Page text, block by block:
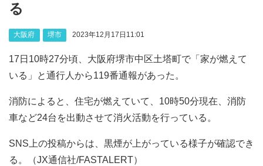
る
大阪府 堺市 2023年12月17日11:01
17日10時27分頃、大阪府堺市中区土塔町で「家が燃えて
いる」と通行人から119番通報があった。
消防によると、住宅が燃えていて、10時50分現在、消防
車など24台を出動させて消火活動を行っている。
SNS上の投稿からは、黒煙が上がっている様子が確認でき
る。（JX通信社/FASTALERT）